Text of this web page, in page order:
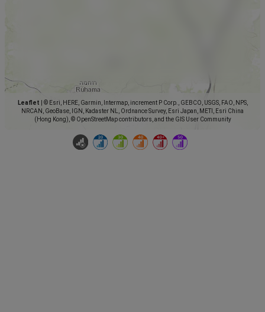
Leaflet
© Esri, HERE, Garmin, Intermap, increment P Corp., GEBCO, USGS, FAO, NPS,
NRCAN, GeoBase, IGN, Kadaster NL, Ordnance Survey, Esri Japan, METI, Esri China
(Hong Kong), © OpenStreetMap contributors, and the GIS User Community